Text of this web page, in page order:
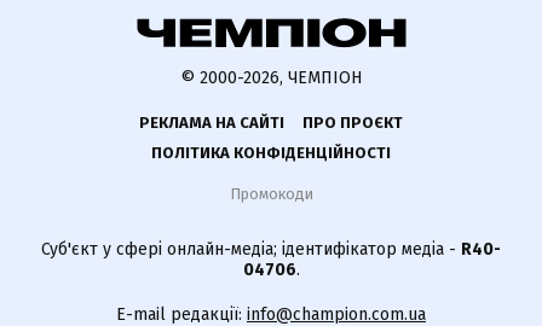
© 2000-2026, ЧЕМПІОН
РЕКЛАМА НА САЙТІ
ПРО ПРОЄКТ
ПОЛІТИКА КОНФІДЕНЦІЙНОСТІ
Промокоди
Суб'єкт у сфері онлайн-медіа; ідентифікатор медіа - R40-
04706.
E-mail редакції: info@champion.com.ua